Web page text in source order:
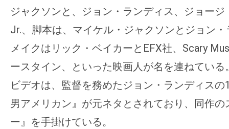
ジャクソンと、ジョン・ランディス、ジョージ
Jr.、脚本は、マイケル・ジャクソンとジョン
メイクはリック・ベイカーとEFX社、Scary
ースタイン、といった映画人が名を連ねてい
ビデオは、監督を務めたジョン・ランディス
男アメリカン』が元ネタとされており、同作
ー』を手掛けている。